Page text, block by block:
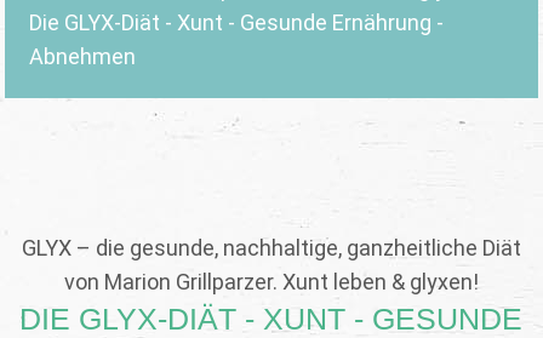
Die GLYX-Diät - Xunt - Gesunde Ernährung -
Abnehmen
GLYX – die gesunde, nachhaltige, ganzheitliche Diät
von Marion Grillparzer. Xunt leben & glyxen!
DIE GLYX-DIÄT - XUNT - GESUNDE